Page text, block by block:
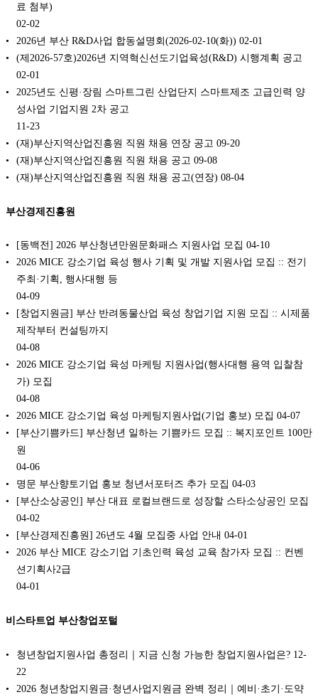
료 첨부)
02-02
2026년 부산 R&D사업 합동설명회(2026-02-10(화)) 02-01
(제2026-57호)2026년 지역혁신선도기업육성(R&D) 시행계획 공고
02-01
2025년도 신평·장림 스마트그린 산업단지 스마트제조 고급인력 양
성사업 기업지원 2차 공고
11-23
(재)부산지역산업진흥원 직원 채용 연장 공고 09-20
(재)부산지역산업진흥원 직원 채용 공고 09-08
(재)부산지역산업진흥원 직원 채용 공고(연장) 08-04
부산경제진흥원
[동백전] 2026 부산청년만원문화패스 지원사업 모집 04-10
2026 MICE 강소기업 육성 행사 기획 및 개발 지원사업 모집 :: 전기
주최·기획, 행사대행 등
04-09
[창업지원금] 부산 반려동물산업 육성 창업기업 지원 모집 :: 시제품
제작부터 컨설팅까지
04-08
2026 MICE 강소기업 육성 마케팅 지원사업(행사대행 용역 입찰참
가) 모집
04-08
2026 MICE 강소기업 육성 마케팅지원사업(기업 홍보) 모집 04-07
[부산기쁨카드] 부산청년 일하는 기쁨카드 모집 :: 복지포인트 100만
원
04-06
명문 부산향토기업 홍보 청년서포터즈 추가 모집 04-03
[부산소상공인] 부산 대표 로컬브랜드로 성장할 스타소상공인 모집
04-02
[부산경제진흥원] 26년도 4월 모집중 사업 안내 04-01
2026 부산 MICE 강소기업 기초인력 육성 교육 참가자 모집 :: 컨벤
션기획사2급
04-01
비스타트업 부산창업포털
청년창업지원사업 총정리｜지금 신청 가능한 창업지원사업은?️ 12-
22
2026 청년창업지원금·청년사업지원금 완벽 정리｜예비·초기·도약